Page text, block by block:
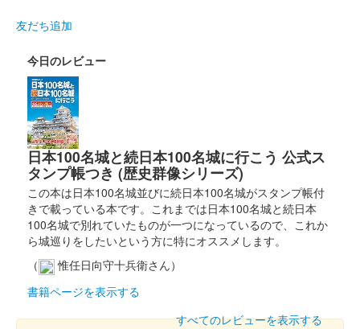
年度の切り絵御城印。令和七年度のものよりも大判になってい
る。「令和八丙午歳」の文言入り。
和歌山城 御城印
販売終了
和歌山城 記念符 大阪城・和歌山城 姉妹城提携40周
年記念符
販売終了
豊臣秀吉が最初に築城した大阪城と豊臣秀長が築城した和歌山城
が、昭和60年（1985年） 11月2日に姉妹城提携し、2025年で40
周年を迎える事を記念して、大阪城と和歌山城の手書きの記念符
セットが大阪……
友だち追加
今日のレビュー
日本100名城と続日本100名城に行こう 公式ス
タンプ帳つき (歴史群像シリーズ)
この本は日本100名城並びに続日本100名城がスタンプ帳付
きで載っている本です。これまでは日本100名城と続日本
100名城で別れていたものが一つになっているので、これか
ら城巡りをしたいという方に特にオススメします。
（
惟任日向守十兵衛さん）
書籍ページを表示する
すべてのレビューを表示する